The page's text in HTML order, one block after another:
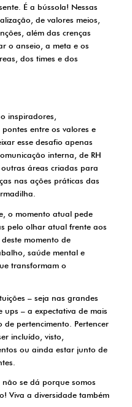
É a bússola! Nessas
de valores meios,
além das crenças
o anseio, a meta e os
dos times e dos
inspiradores,
entre os valores e
esse desafio apenas
interna, de RH
áreas criadas para
nas ações práticas das
o momento atual pede
pelo olhar atual frente aos
momento de
saúde mental e
transformam o
– seja nas grandes
ups – a expectativa de mais
pertencimento. Pertencer
incluído, visto,
ou ainda estar junto de
se dá porque somos
Viva a diversidade também